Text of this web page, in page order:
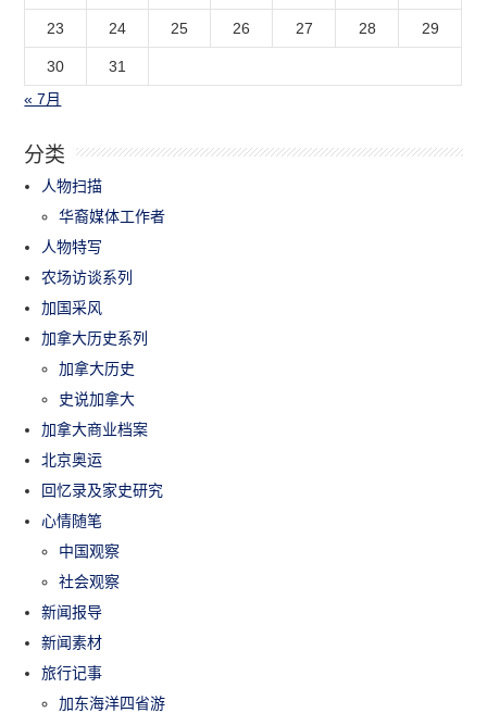
23 24 25 26 27 28 29
30
31
« 7月
分类
人物扫描
华裔媒体工作者
人物特写
农场访谈系列
加国采风
加拿大历史系列
加拿大历史
史说加拿大
加拿大商业档案
北京奥运
回忆录及家史研究
心情随笔
中国观察
社会观察
新闻报导
新闻素材
旅行记事
加东海洋四省游